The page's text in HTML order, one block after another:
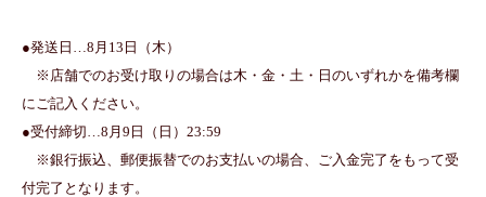
●発送日…8月13日（木）
※店舗でのお受け取りの場合は木・金・土・日のいずれかを備考欄
にご記入ください。
●受付締切…8月9日（日）23:59
※銀行振込、郵便振替でのお支払いの場合、ご入金完了をもって受
付完了となります。